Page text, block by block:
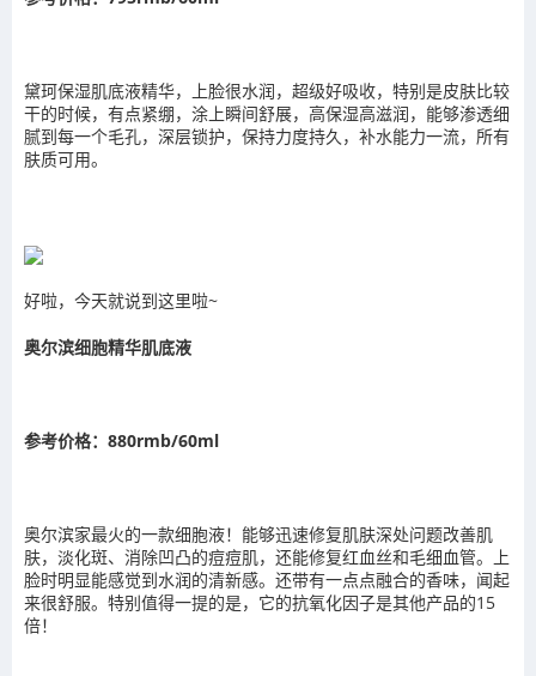
黛珂保湿肌底液精华，上脸很水润，超级好吸收，特别是皮肤比较
干的时候，有点紧绷，涂上瞬间舒展，高保湿高滋润，能够渗透细
腻到每一个毛孔，深层锁护，保持力度持久，补水能力一流，所有
肤质可用。
好啦，今天就说到这里啦~
奥尔滨细胞精华肌底液
参考价格：880rmb/60ml
奥尔滨家最火的一款细胞液！能够迅速修复肌肤深处问题改善肌
肤，淡化斑、消除凹凸的痘痘肌，还能修复红血丝和毛细血管。上
脸时明显能感觉到水润的清新感。还带有一点点融合的香味，闻起
来很舒服。特别值得一提的是，它的抗氧化因子是其他产品的15
倍！